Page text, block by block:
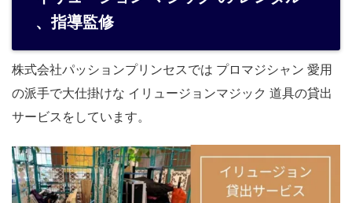
、指導監修
株式会社パッションプリンセスでは プロマジシャン 愛用
の派手で大仕掛けな イリュージョンマジック 道具の貸出
サービスをしています。